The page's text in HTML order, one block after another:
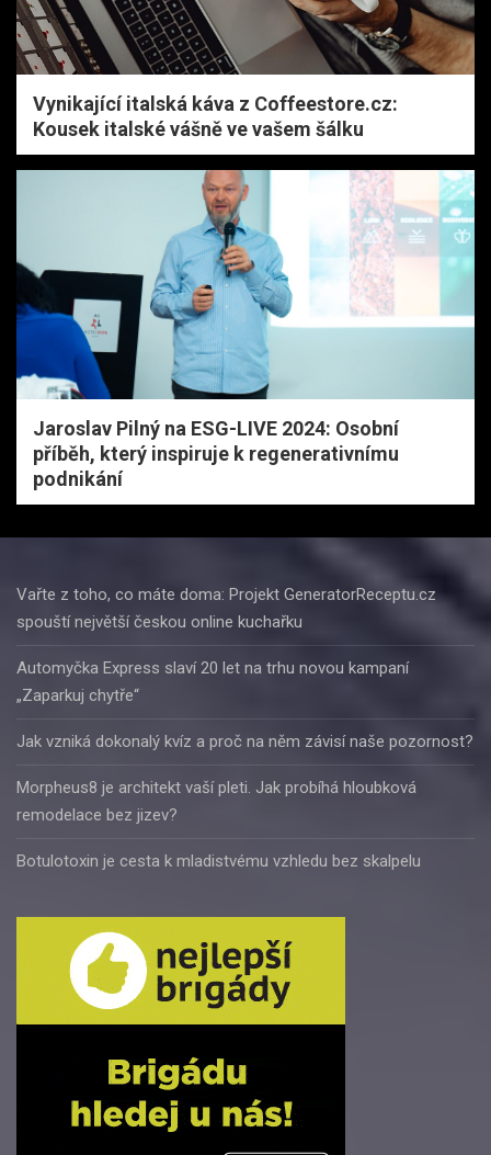
Vynikající italská káva z Coffeestore.cz:
Kousek italské vášně ve vašem šálku
Jaroslav Pilný na ESG-LIVE 2024: Osobní
příběh, který inspiruje k regenerativnímu
podnikání
Vařte z toho, co máte doma: Projekt GeneratorReceptu.cz
spouští největší českou online kuchařku
Automyčka Express slaví 20 let na trhu novou kampaní
„Zaparkuj chytře“
Jak vzniká dokonalý kvíz a proč na něm závisí naše pozornost?
Morpheus8 je architekt vaší pleti. Jak probíhá hloubková
remodelace bez jizev?
Botulotoxin je cesta k mladistvému vzhledu bez skalpelu